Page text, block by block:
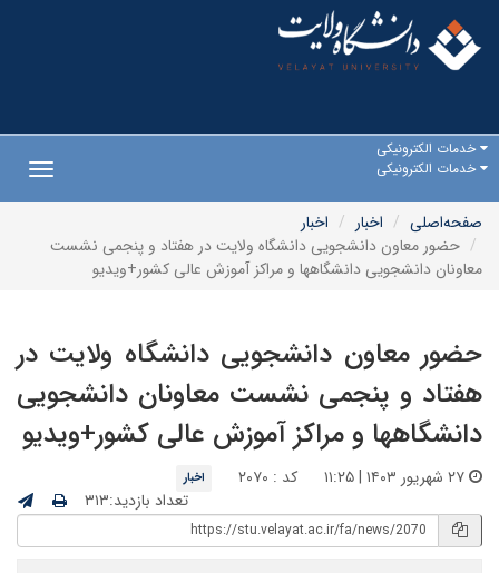
خدمات الکترونیکی
خدمات الکترونیکی
صفحه‌اصلی
اخبار
اخبار
حضور معاون دانشجویی دانشگاه ولایت در هفتاد و پنجمی نشست
معاونان دانشجویی دانشگاهها و مراکز آموزش عالی کشور+ویدیو
حضور معاون دانشجویی دانشگاه ولایت در
هفتاد و پنجمی نشست معاونان دانشجویی
دانشگاهها و مراکز آموزش عالی کشور+ویدیو
کد : ۲۰۷۰ اخبار
تعداد بازدید:۳۱۳